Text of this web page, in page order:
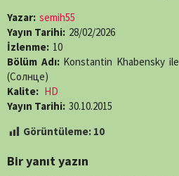
Yazar: semih55
Yayın Tarihi: 28/02/2026
İzlenme: 10
Bölüm Adı: Konstantin Khabensky
(Солнце)
Kalite: HD
Yayın Tarihi: 30.10.2015
Görüntüleme: 10
Bir yanıt yazın